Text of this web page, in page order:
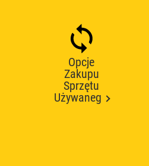
Opcje
Zakupu
Sprzętu
Używaneg